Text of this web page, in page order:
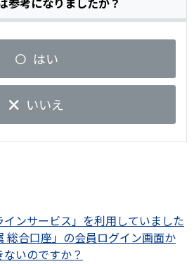
はい
いいえ
インサービス」を利用していました
総合口座」の会員ログイン画面か
いのですか？